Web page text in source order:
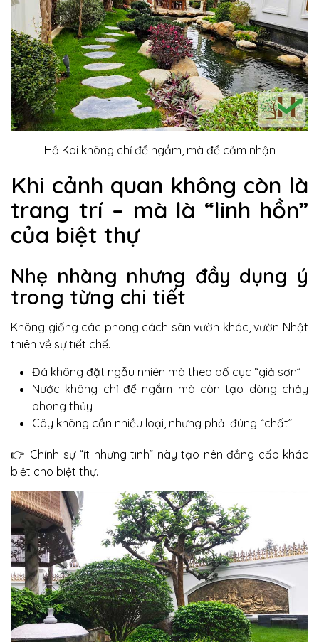
Hồ Koi không chỉ để ngắm, mà để cảm nhận
Khi cảnh quan không còn là
trang trí – mà là “linh hồn”
của biệt thự
Nhẹ nhàng nhưng đầy dụng ý
trong từng chi tiết
Không giống các phong cách sân vườn khác, vườn Nhật
thiên về sự tiết chế.
Đá không đặt ngẫu nhiên mà theo bố cục “giả sơn”
Nước không chỉ để ngắm mà còn tạo dòng chảy
phong thủy
Cây không cần nhiều loại, nhưng phải đúng “chất”
👉 Chính sự “ít nhưng tinh” này tạo nên đẳng cấp khác
biệt cho biệt thự.